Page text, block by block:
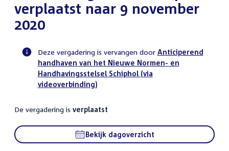
verplaatst naar 9 november
2020
Voortgangsstatus
commissie
Deze vergadering is vervangen door Anticiperend
handhaven van het Nieuwe Normen- en
Handhavingsstelsel Schiphol (via
videoverbinding)
De vergadering is verplaatst
Bekijk dagoverzicht